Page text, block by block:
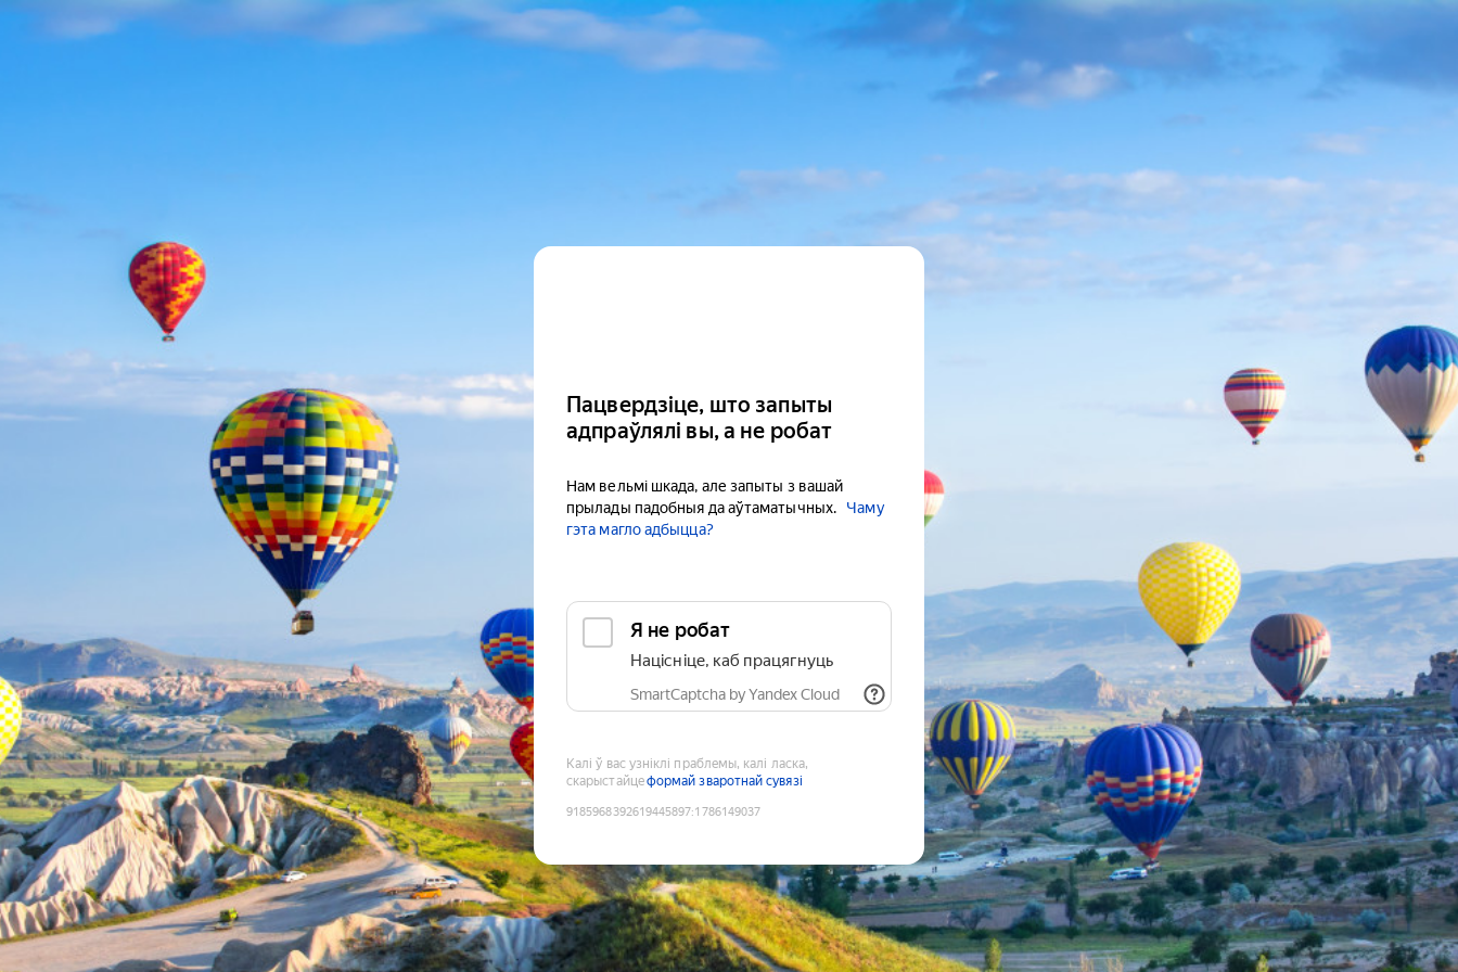
Пацвердзіце, што запыты
адпраўлялі вы, а не робат
Нам вельмі шкада, але запыты з вашай
прылады падобныя да аўтаматычных.
Чаму
гэта магло адбыцца?
Я не робат
Націсніце, каб працягнуць
SmartCaptcha by Yandex Cloud
Калі ў вас узніклі праблемы, калі ласка,
скарыстайцеформай зваротнай сувязі
9185968392619445897:1786149037